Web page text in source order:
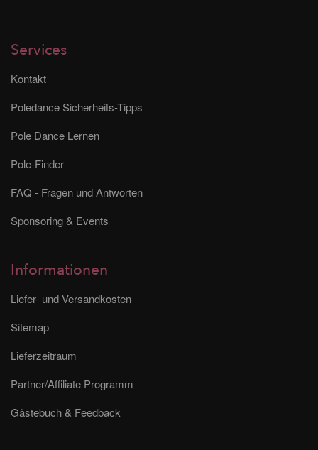
Services
Kontakt
Poledance Sicherheits-Tipps
Pole Dance Lernen
Pole-Finder
FAQ - Fragen und Antworten
Sponsoring & Events
Informationen
Liefer- und Versandkosten
Sitemap
Lieferzeitraum
Partner/Affiliate Programm
Gästebuch & Feedback